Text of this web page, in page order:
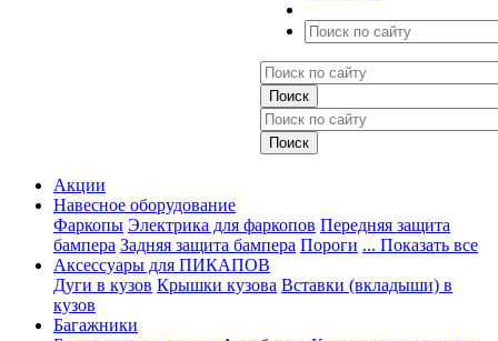
Акции
Навесное оборудование
Фаркопы Электрика для фаркопов Передняя защита
бампера Задняя защита бампера Пороги ... Показать все
Аксессуары для ПИКАПОВ
Дуги в кузов Крышки кузова Вставки (вкладыши) в
кузов
Багажники